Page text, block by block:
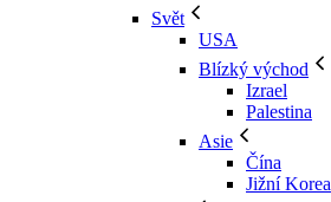
Svět
USA
Blízký východ
Izrael
Palestina
Asie
Čína
Jižní Korea